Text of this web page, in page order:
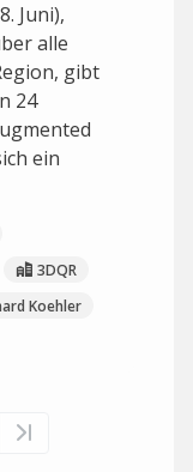
Juni),
alle
gibt
24
ein
3DQR
Koehler